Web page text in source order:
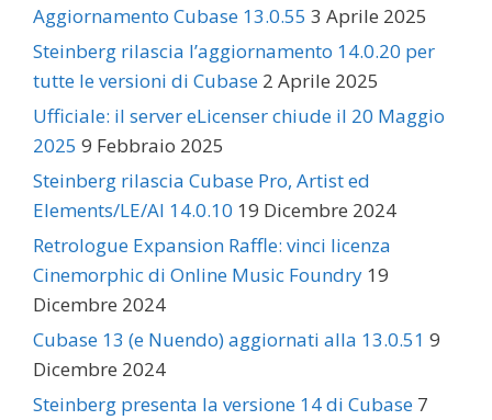
Aggiornamento Cubase 13.0.55 3 Aprile 2025
Steinberg rilascia l’aggiornamento 14.0.20 per
tutte le versioni di Cubase 2 Aprile 2025
Ufficiale: il server eLicenser chiude il 20 Maggio
2025 9 Febbraio 2025
Steinberg rilascia Cubase Pro, Artist ed
Elements/LE/AI 14.0.10 19 Dicembre 2024
Retrologue Expansion Raffle: vinci licenza
Cinemorphic di Online Music Foundry 19
Dicembre 2024
Cubase 13 (e Nuendo) aggiornati alla 13.0.51 9
Dicembre 2024
Steinberg presenta la versione 14 di Cubase 7